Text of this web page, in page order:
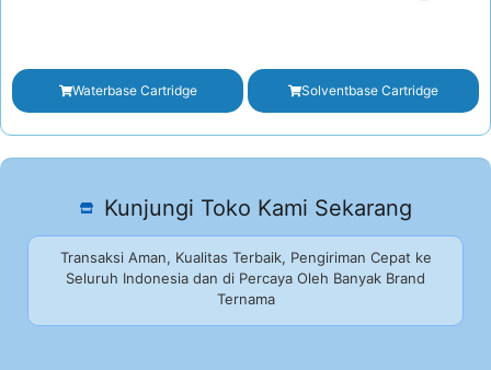
Waterbase Cartridge Solventbase Cartridge
Kunjungi Toko Kami Sekarang
Transaksi Aman, Kualitas Terbaik, Pengiriman Cepat ke
Seluruh Indonesia dan di Percaya Oleh Banyak Brand
Ternama